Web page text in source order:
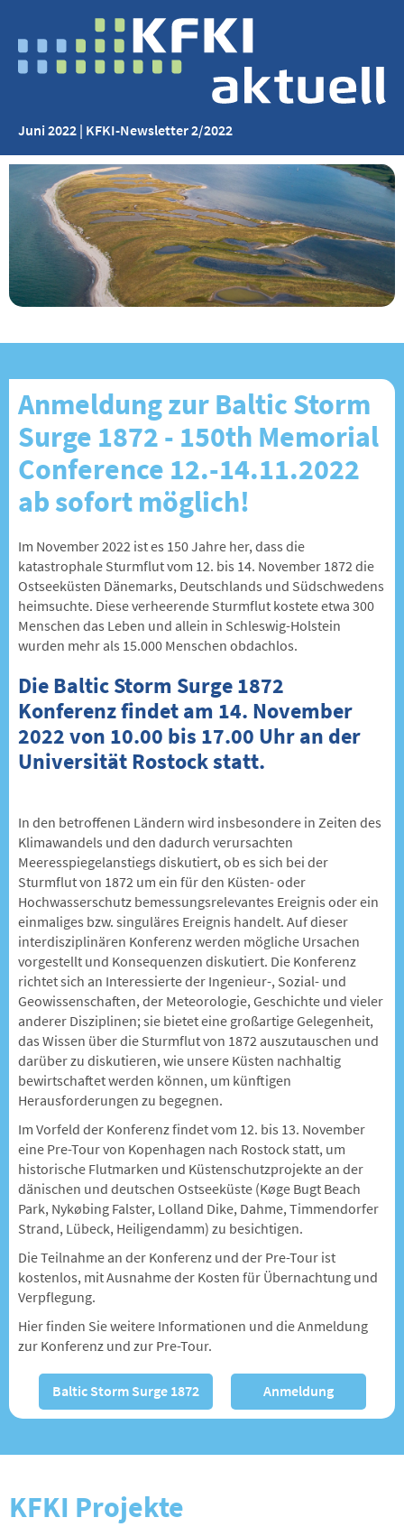
Juni 2022 | KFKI-Newsletter 2/2022
Anmeldung zur Baltic Storm
Surge 1872 - 150th Memorial
Conference 12.-14.11.2022
ab sofort möglich!
Im November 2022 ist es 150 Jahre her, dass die
katastrophale Sturmflut vom 12. bis 14. November 1872 die
Ostseeküsten Dänemarks, Deutschlands und Südschwedens
heimsuchte. Diese verheerende Sturmflut kostete etwa 300
Menschen das Leben und allein in Schleswig-Holstein
wurden mehr als 15.000 Menschen obdachlos.
Die Baltic Storm Surge 1872
Konferenz findet am 14. November
2022 von 10.00 bis 17.00 Uhr an der
Universität Rostock statt.
In den betroffenen Ländern wird insbesondere in Zeiten des
Klimawandels und den dadurch verursachten
Meeresspiegelanstiegs diskutiert, ob es sich bei der
Sturmflut von 1872 um ein für den Küsten- oder
Hochwasserschutz bemessungsrelevantes Ereignis oder ein
einmaliges bzw. singuläres Ereignis handelt. Auf dieser
interdisziplinären Konferenz werden mögliche Ursachen
vorgestellt und Konsequenzen diskutiert. Die Konferenz
richtet sich an Interessierte der Ingenieur-, Sozial- und
Geowissenschaften, der Meteorologie, Geschichte und vieler
anderer Disziplinen; sie bietet eine großartige Gelegenheit,
das Wissen über die Sturmflut von 1872 auszutauschen und
darüber zu diskutieren, wie unsere Küsten nachhaltig
bewirtschaftet werden können, um künftigen
Herausforderungen zu begegnen.
Im Vorfeld der Konferenz findet vom 12. bis 13. November
eine Pre-Tour von Kopenhagen nach Rostock statt, um
historische Flutmarken und Küstenschutzprojekte an der
dänischen und deutschen Ostseeküste (Køge Bugt Beach
Park, Nykøbing Falster, Lolland Dike, Dahme, Timmendorfer
Strand, Lübeck, Heiligendamm) zu besichtigen.
Die Teilnahme an der Konferenz und der Pre-Tour ist
kostenlos, mit Ausnahme der Kosten für Übernachtung und
Verpflegung.
Hier finden Sie weitere Informationen und die Anmeldung
zur Konferenz und zur Pre-Tour.
Baltic Storm Surge 1872 Anmeldung
KFKI Projekte